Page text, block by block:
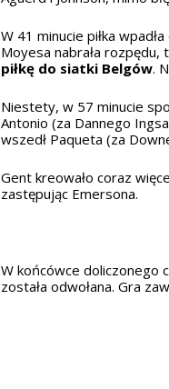
W 41 minucie piłka
Moyesa nabrała rozpędu,
piłkę do siatki Belgów.
Niestety, w 57 minucie
Antonio (za Dannego
wszedł Paqueta (za
Gent kreowało coraz
zastępując Emersona.
W końcówce doliczonego
została odwołana. Gra